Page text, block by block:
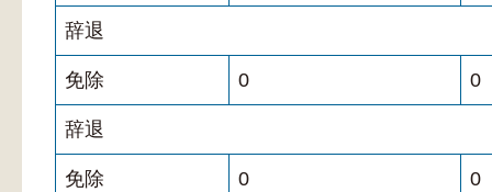
辞退
免除 0 0
辞退
免除 0 0